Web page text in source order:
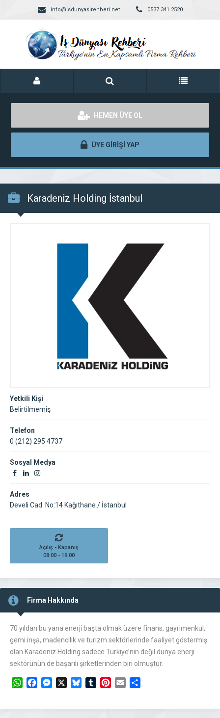
info@isdunyasirehberi.net 0537 341 2520
HEMEN ÜYE OL
ÜYE GİRİŞİ YAP
Karadeniz Holding İstanbul
Yetkili Kişi
Belirtilmemiş
Telefon
0 (212) 295 4737
Sosyal Medya
Adres
Develi Cad. No:14 Kağıthane / İstanbul
Açılış - Kapanış
08:00 - 19:00
Firma Hakkında
70 yıldan bu yana enerji başta olmak üzere finans, gayrimenkul,
gemi inşa, madencilik ve turizm sektörlerinde faaliyet göstermiş
olan Karadeniz Holding sadece Türkiye’nin değil dünya enerji
sektörünün de başarılı şirketlerinden biri olmuştur.
WhatsAppFacebookMessengerBlueskyTumblrPinterest
Email